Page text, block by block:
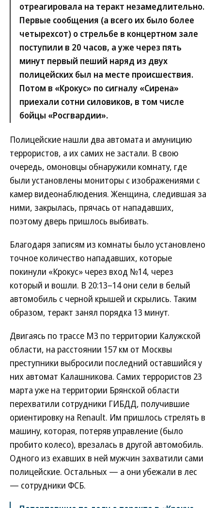
отреагировала на теракт незамедлительно.
Первые сообщения (а всего их было более
четырехсот) о стрельбе в концертном зале
поступили в 20 часов, а уже через пять
минут первый пеший наряд из двух
полицейских был на месте происшествия.
Потом в «Крокус» по сигналу «Сирена»
приехали сотни силовиков, в том числе
бойцы «Росгвардии».
Полицейские нашли два автомата и амуницию
террористов, а их самих не застали. В свою
очередь, омоновцы обнаружили комнату, где
были установлены мониторы с изображениями с
камер видеонаблюдения. Женщина, следившая за
ними, закрылась, прячась от нападавших,
поэтому дверь пришлось выбивать.
Благодаря записям из комнаты было установлено
точное количество нападавших, которые
покинули «Крокус» через вход №14, через
который и вошли. В 20:13–14 они сели в белый
автомобиль с черной крышей и скрылись. Таким
образом, теракт занял порядка 13 минут.
Двигаясь по трассе М3 по территории Калужской
области, на расстоянии 157 км от Москвы
преступники выбросили последний оставшийся у
них автомат Калашникова. Самих террористов 23
марта уже на территории Брянской области
перехватили сотрудники ГИБДД, получившие
ориентировку на Renault. Им пришлось стрелять в
машину, которая, потеряв управление (было
пробито колесо), врезалась в другой автомобиль.
Одного из ехавших в ней мужчин захватили сами
полицейские. Остальных — а они убежали в лес
— сотрудники ФСБ.